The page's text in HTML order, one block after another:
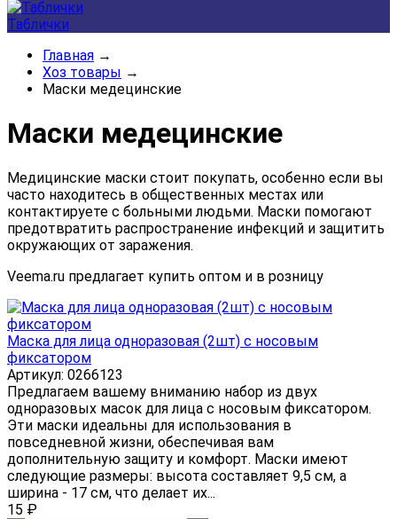
Таблички
Главная →
Хоз товары →
Маски медецинские
Маски медецинские
Медицинские маски стоит покупать, особенно если вы
часто находитесь в общественных местах или
контактируете с больнымилюдьми. Маски помогают
предотвратить распространение инфекций и защитить
окружающих от заражения.
Veema.ru предлагает купить оптом и в розницу
Маска для лица одноразовая (2шт) с носовым
фиксатором
Артикул: 0266123
Предлагаем вашему вниманию набор из двух
одноразовых масок для лица с носовым фиксатором.
Эти маски идеальны для использования в
повседневной жизни, обеспечивая вам
дополнительную защиту и комфорт. Маски имеют
следующие размеры: высота составляет 9,5 см, а
ширина - 17 см, что делает их...
15 ₽